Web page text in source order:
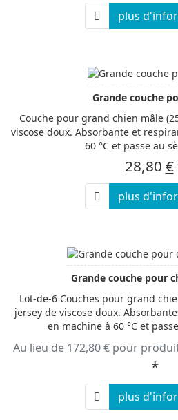
plus
Grande couche
Couche pour grand chien mâle
viscose doux. Absorbante et
60 °C et passe au
28,80 €
plus
Grande couche pour
Lot-de-6 Couches pour grand
jersey de viscose doux.
en machine à 60 °C et
Au lieu de172,80 € pour
*
plus